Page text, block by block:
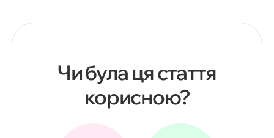
Чи була ця стаття
корисною?